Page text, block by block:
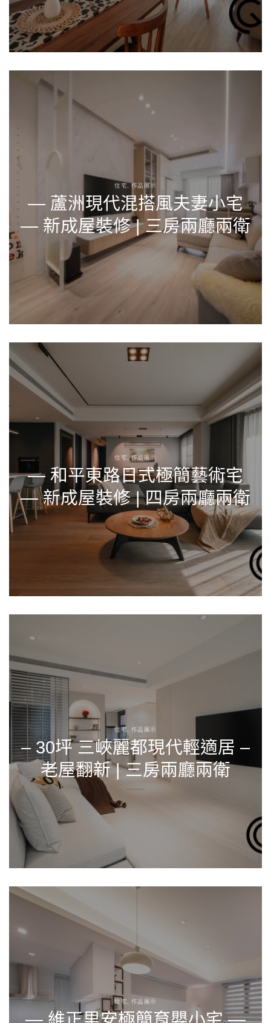
住宅, 作品展示
— 蘆洲現代混搭風夫妻小宅
— 新成屋裝修 | 三房兩廳兩衛
住宅, 作品展示
— 和平東路日式極簡藝術宅
— 新成屋裝修 | 四房兩廳兩衛
住宅, 作品展示
– 30坪 三峽麗都現代輕適居 –
老屋翻新 | 三房兩廳兩衛
住宅, 作品展示